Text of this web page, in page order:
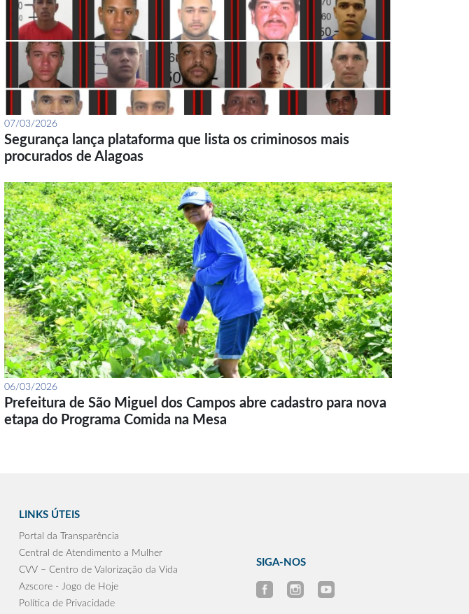
07/03/2026
Segurança lança plataforma que lista os criminosos mais
procurados de Alagoas
06/03/2026
Prefeitura de São Miguel dos Campos abre cadastro para nova
etapa do Programa Comida na Mesa
LINKS ÚTEIS
Portal da Transparência
Central de Atendimento a Mulher
CVV – Centro de Valorização da Vida
Azscore - Jogo de Hoje
Política de Privacidade
SIGA-NOS